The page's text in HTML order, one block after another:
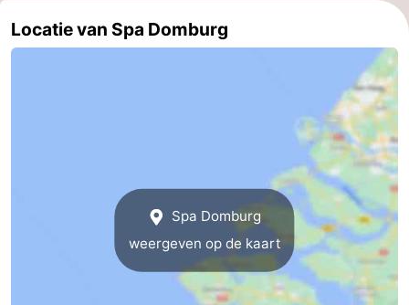
Renesse
-
Locatie van Spa Domburg
Spa Domburg
weergeven op de kaart